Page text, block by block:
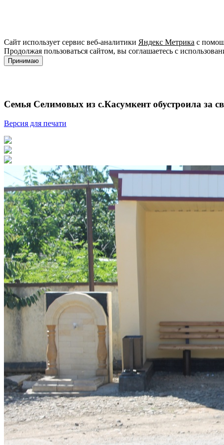
Сайт использует сервис веб-аналитики Яндекс Метрика с
Продолжая пользоваться сайтом, вы соглашаетесь с
Принимаю
Семья Селимовых из с.Касумкент обустроила за
Версия для печати